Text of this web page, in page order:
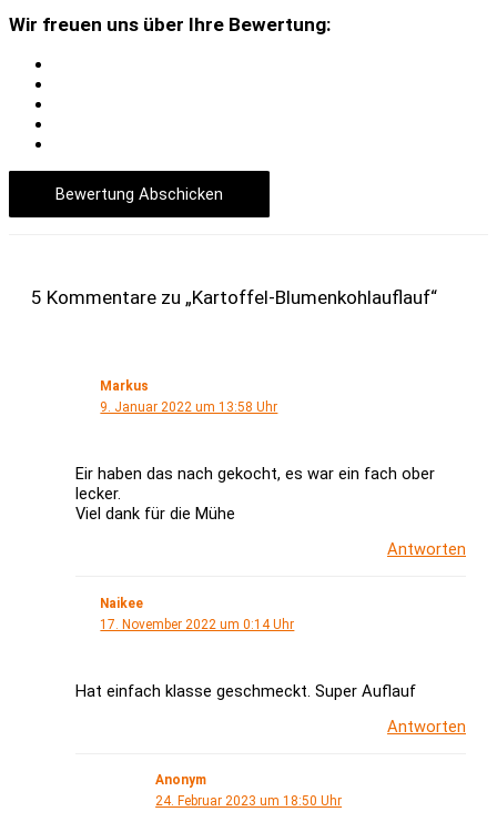
Wir freuen uns über Ihre Bewertung:
Bewertung Abschicken
5 Kommentare zu „Kartoffel-Blumenkohlauflauf“
Markus
9. Januar 2022 um 13:58 Uhr
Eir haben das nach gekocht, es war ein fach ober
lecker.
Viel dank für die Mühe
Antworten
Naikee
17. November 2022 um 0:14 Uhr
Hat einfach klasse geschmeckt. Super Auflauf
Antworten
Anonym
24. Februar 2023 um 18:50 Uhr